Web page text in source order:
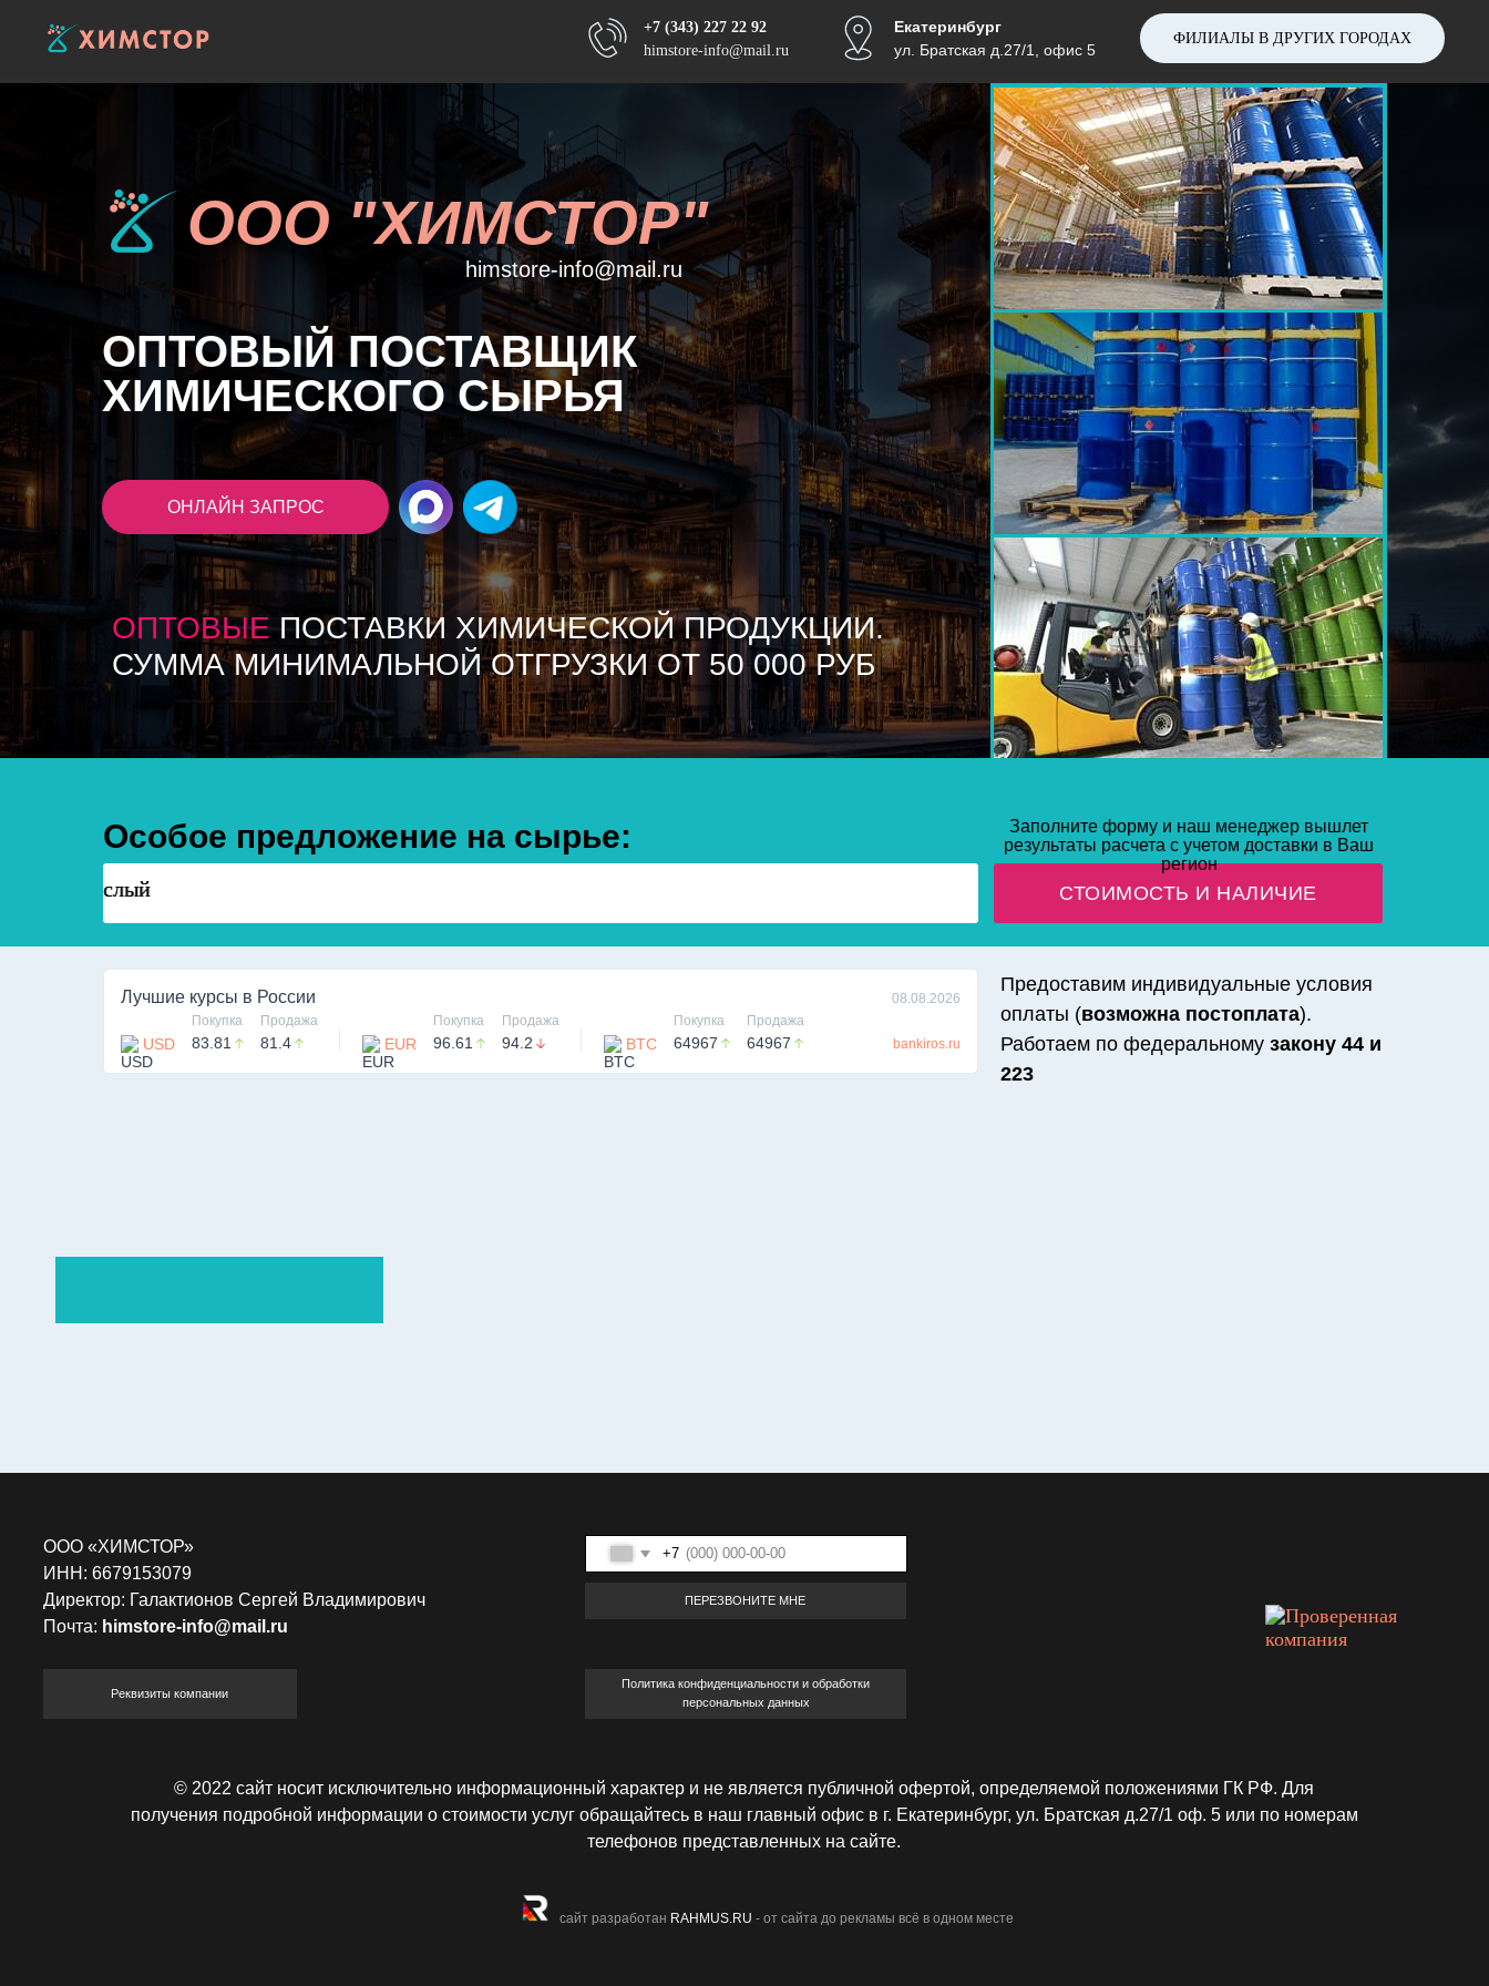
+7 (343) 227 22 92
himstore-info@mail.ru
Екатеринбург
ул. Братская д.27/1, офис 5
ФИЛИАЛЫ В ДРУГИХ ГОРОДАХ
ООО "ХИМСТОР"
ОПТОВЫЙПОСТАВЩИК
ХИМИЧЕСКОГО СЫРЬЯ
ОНЛАЙН ЗАПРОС
ОПТОВЫЕПОСТАВКИ ХИМИЧЕСКОЙ ПРОДУКЦИИ.
СУММА МИНИМАЛЬНОЙ ОТГРУЗКИ ОТ 50 000 РУБ
himstore-info@mail.ru
СТОИМОСТЬ И НАЛИЧИЕ
Особое предложение на сырье:
хромитовый песок | себациновая кислота | янтарная
Заполните форму и наш менеджер вышлет
результаты расчета с учетом доставки в Ваш
регион
Лучшие курсы в России 08.08.2026
USD
Покупка
83.81
Продажа
81.4 EUR
Покупка
96.61
Продажа
94.2 BTC
Покупка
64967
Продажа
64967 bankiros.ru
Предоставим индивидуальные условия
оплаты (возможна постоплата).
Работаем по федеральному закону 44 и
223
© 2022 сайт носит исключительно информационный характер и не является публичной офертой, определяемой положениями ГК РФ. Для
получения подробной информации о стоимости услуг обращайтесь в наш главный офис в г. Екатеринбург, ул. Братская д.27/1 оф. 5 или по номерам
- от сайта до рекламы всё в одном месте